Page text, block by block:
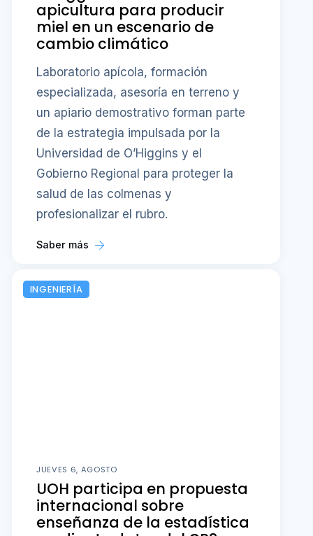
apicultura para producir
miel en un escenario de
cambio climático
Laboratorio apícola, formación
especializada, asesoría en terreno y
un apiario demostrativo forman parte
de la estrategia impulsada por la
Universidad de O’Higgins y el
Gobierno Regional para proteger la
salud de las colmenas y
profesionalizar el rubro.
Saber más
INGENIERÍA
JUEVES 6, AGOSTO
UOH participa en propuesta
internacional sobre
enseñanza de la estadística